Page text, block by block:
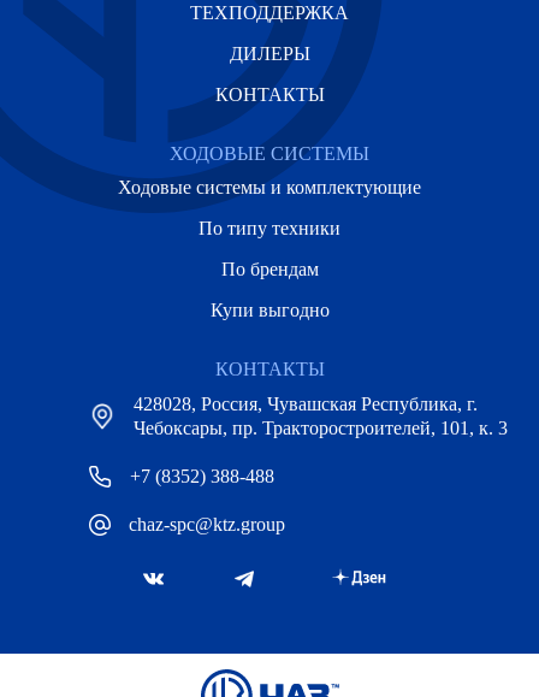
ТЕХПОДДЕРЖКА
ДИЛЕРЫ
КОНТАКТЫ
ХОДОВЫЕ СИСТЕМЫ
Ходовые системы и комплектующие
По типу техники
По брендам
Купи выгодно
КОНТАКТЫ
428028, Россия, Чувашская Республика, г.
Чебоксары, пр. Тракторостроителей, 101, к. 3
+7 (8352) 388-488
chaz-spc@ktz.group